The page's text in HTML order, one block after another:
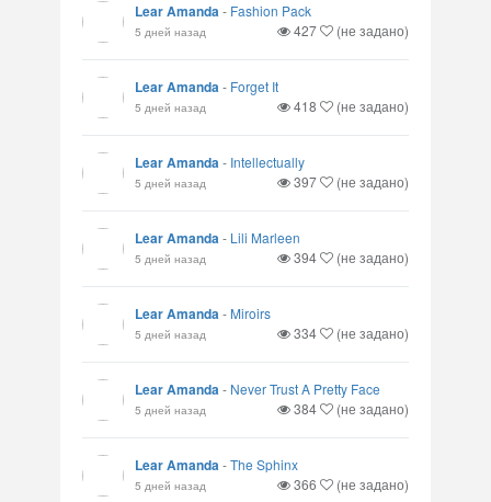
Lear Amanda- Fashion Pack
5 дней назад 427 (не задано)
Lear Amanda- Forget It
5 дней назад 418 (не задано)
Lear Amanda- Intellectually
5 дней назад 397 (не задано)
Lear Amanda- Lili Marleen
5 дней назад 394 (не задано)
Lear Amanda- Miroirs
5 дней назад 334 (не задано)
Lear Amanda- Never Trust A Pretty Face
5 дней назад 384 (не задано)
Lear Amanda-The Sphinx
5 дней назад 366 (не задано)